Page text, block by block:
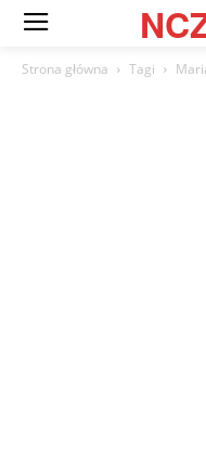
Strona główna Tagi